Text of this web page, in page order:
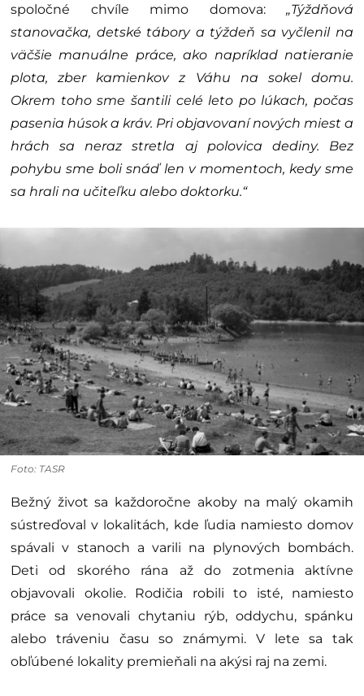
spoločné chvíle mimo domova: „Týždňová
stanovačka, detské tábory a týždeň sa vyčlenil na
väčšie manuálne práce, ako napríklad natieranie
plota, zber kamienkov z Váhu na sokel domu.
Okrem toho sme šantili celé leto po lúkach, počas
pasenia húsok a kráv. Pri objavovaní nových miest a
hrách sa neraz stretla aj polovica dediny. Bez
pohybu sme boli snáď len v momentoch, kedy sme
sa hrali na učiteľku alebo doktorku.“
Foto: TASR
Bežný život sa každoročne akoby na malý okamih
sústreďoval v lokalitách, kde ľudia namiesto domov
spávali v stanoch a varili na plynových bombách.
Deti od skorého rána až do zotmenia aktívne
objavovali okolie. Rodičia robili to isté, namiesto
práce sa venovali chytaniu rýb, oddychu, spánku
alebo tráveniu času so známymi. V lete sa tak
obľúbené lokality premieňali na akýsi raj na zemi.